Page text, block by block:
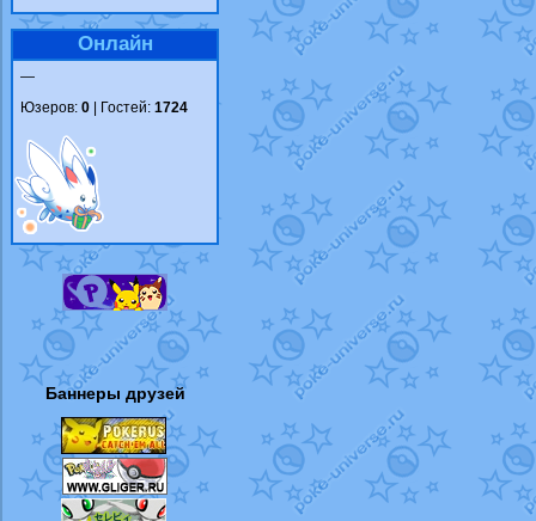
Онлайн
—
Юзеров: 0 | Гостей: 1724
Баннеры друзей